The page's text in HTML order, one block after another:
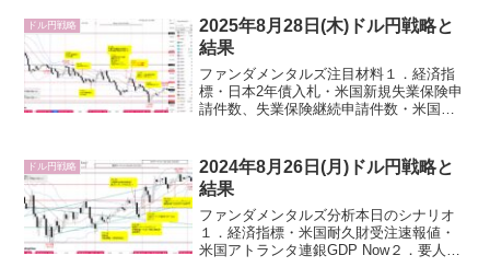
ドル円戦略
2025年8月28日(木)ドル円戦略と
結果
ファンダメンタルズ注目材料１．経済指
標・日本2年債入札・米国新規失業保険申
請件数、失業保険継続申請件数・米国実
言・中川日銀審議委員（山口県金融経済
懇談会）・米国トラ...
ドル円戦略
2024年8月26日(月)ドル円戦略と
結果
ファンダメンタルズ分析本日のシナリオ
１．経済指標・米国耐久財受注速報値・
米国アトランタ連銀GDP Now２．要人発